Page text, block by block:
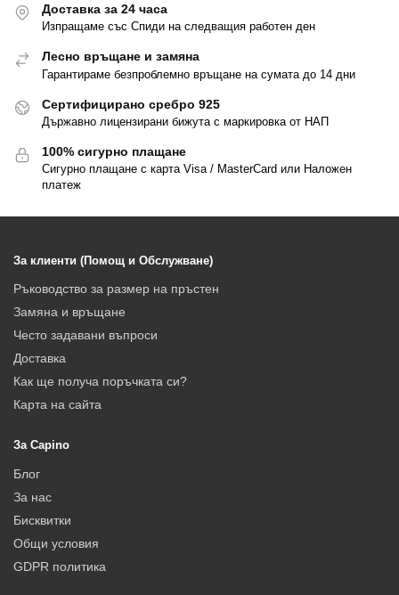
Доставка за 24 часа
Изпращаме със Спиди на следващия работен ден
Лесно връщане и замяна
Гарантираме безпроблемно връщане на сумата до 14 дни
Сертифицирано сребро 925
Държавно лицензирани бижута с маркировка от НАП
100% сигурно плащане
Сигурно плащане с карта Visa / MasterCard или Наложен
платеж
За клиенти (Помощ и Обслужване)
Ръководство за размер на пръстен
Замяна и връщане
Често задавани въпроси
Доставка
Как ще получа поръчката си?
Карта на сайта
За Capino
Блог
За нас
Бисквитки
Общи условия
GDPR политика